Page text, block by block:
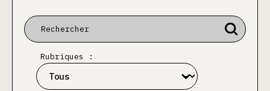
Rubriques :